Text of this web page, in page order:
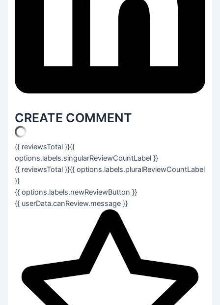
CREATE COMMENT
{{ reviewsTotal }}{{
options.labels.singularReviewCountLabel }}
{{ reviewsTotal }}{{ options.labels.pluralReviewCountLabel
}}
{{ options.labels.newReviewButton }}
{{ userData.canReview.message }}